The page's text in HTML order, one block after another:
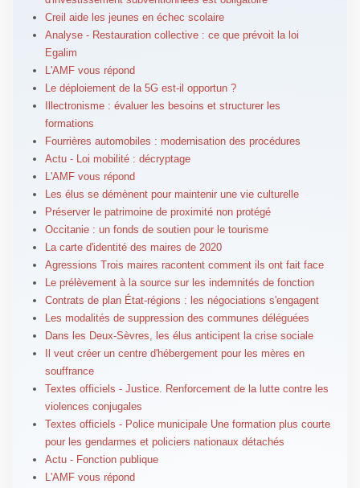
Creil aide les jeunes en échec scolaire
Analyse - Restauration collective : ce que prévoit la loi
Egalim
L'AMF vous répond
Le déploiement de la 5G est-il opportun ?
Illectronisme : évaluer les besoins et structurer les
formations
Fourrières automobiles : modernisation des procédures
Actu - Loi mobilité : décryptage
L'AMF vous répond
Les élus se démènent pour maintenir une vie culturelle
Préserver le patrimoine de proximité non protégé
Occitanie : un fonds de soutien pour le tourisme
La carte d'identité des maires de 2020
Agressions Trois maires racontent comment ils ont fait face
Le prélèvement à la source sur les indemnités de fonction
Contrats de plan État-régions : les négociations s'engagent
Les modalités de suppression des communes déléguées
Dans les Deux-Sèvres, les élus anticipent la crise sociale
Il veut créer un centre d'hébergement pour les mères en
souffrance
Textes officiels - Justice. Renforcement de la lutte contre les
violences conjugales
Textes officiels - Police municipale Une formation plus courte
pour les gendarmes et policiers nationaux détachés
Actu - Fonction publique
L'AMF vous répond